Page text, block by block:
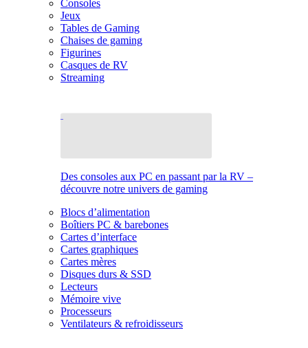
Consoles
Jeux
Tables de Gaming
Chaises de gaming
Figurines
Casques de RV
Streaming
Des consoles aux PC en passant par la RV –
découvre notre univers de gaming
Blocs d’alimentation
Boîtiers PC & barebones
Cartes d’interface
Cartes graphiques
Cartes mères
Disques durs & SSD
Lecteurs
Mémoire vive
Processeurs
Ventilateurs & refroidisseurs